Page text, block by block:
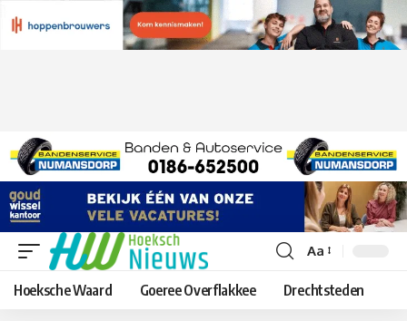
Lettergrootte
aanpassen
Aa
Hoeksche Waard Goeree Overflakkee Drechtsteden